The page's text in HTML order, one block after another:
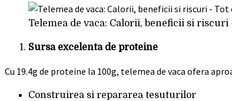
Telemea de vaca: Calorii, beneficii si
Sursa excelenta de proteine
Cu 19.4g de proteine la 100g, telemea de vaca ofera
Construirea si repararea tesuturilor